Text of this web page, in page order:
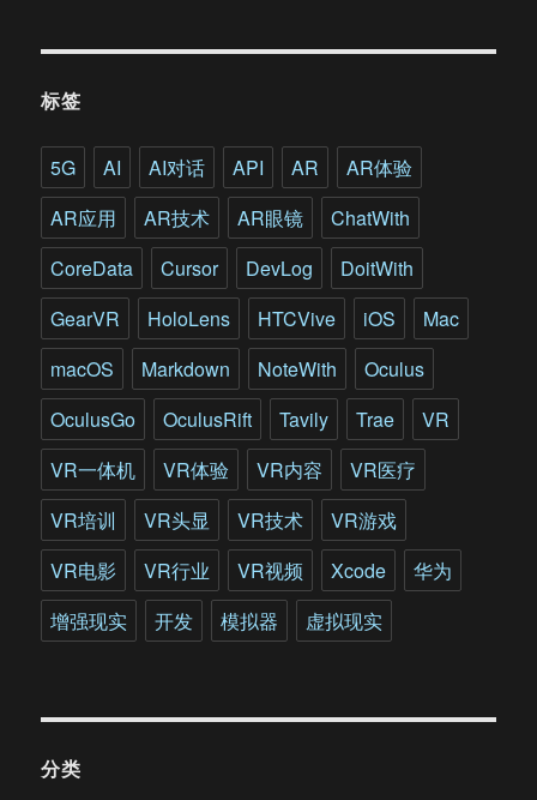
的
潜
力
有
多
大?
标签
5G AI AI对话 API AR
AR体验
AR应用
AR技术 AR眼镜
ChatWith
CoreData
Cursor DevLog
DoitWith
GearVR
HoloLens HTCVive iOS
Mac
macOS
Markdown NoteWith
Oculus
OculusGo
OculusRift Tavily Trae
VR
VR一体机
VR体验 VR内容
VR医疗
VR培训
VR头显 VR技术
VR游戏
VR电影
VR行业 VR视频 Xcode
华为
增强现实
开发 模拟器 虚拟现实
分类